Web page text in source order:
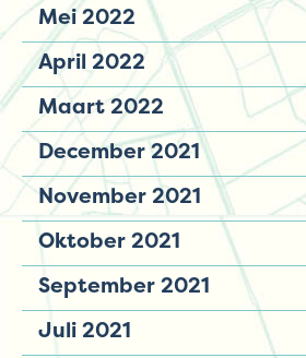
Mei 2022
April 2022
Maart 2022
December 2021
November 2021
Oktober 2021
September 2021
Juli 2021